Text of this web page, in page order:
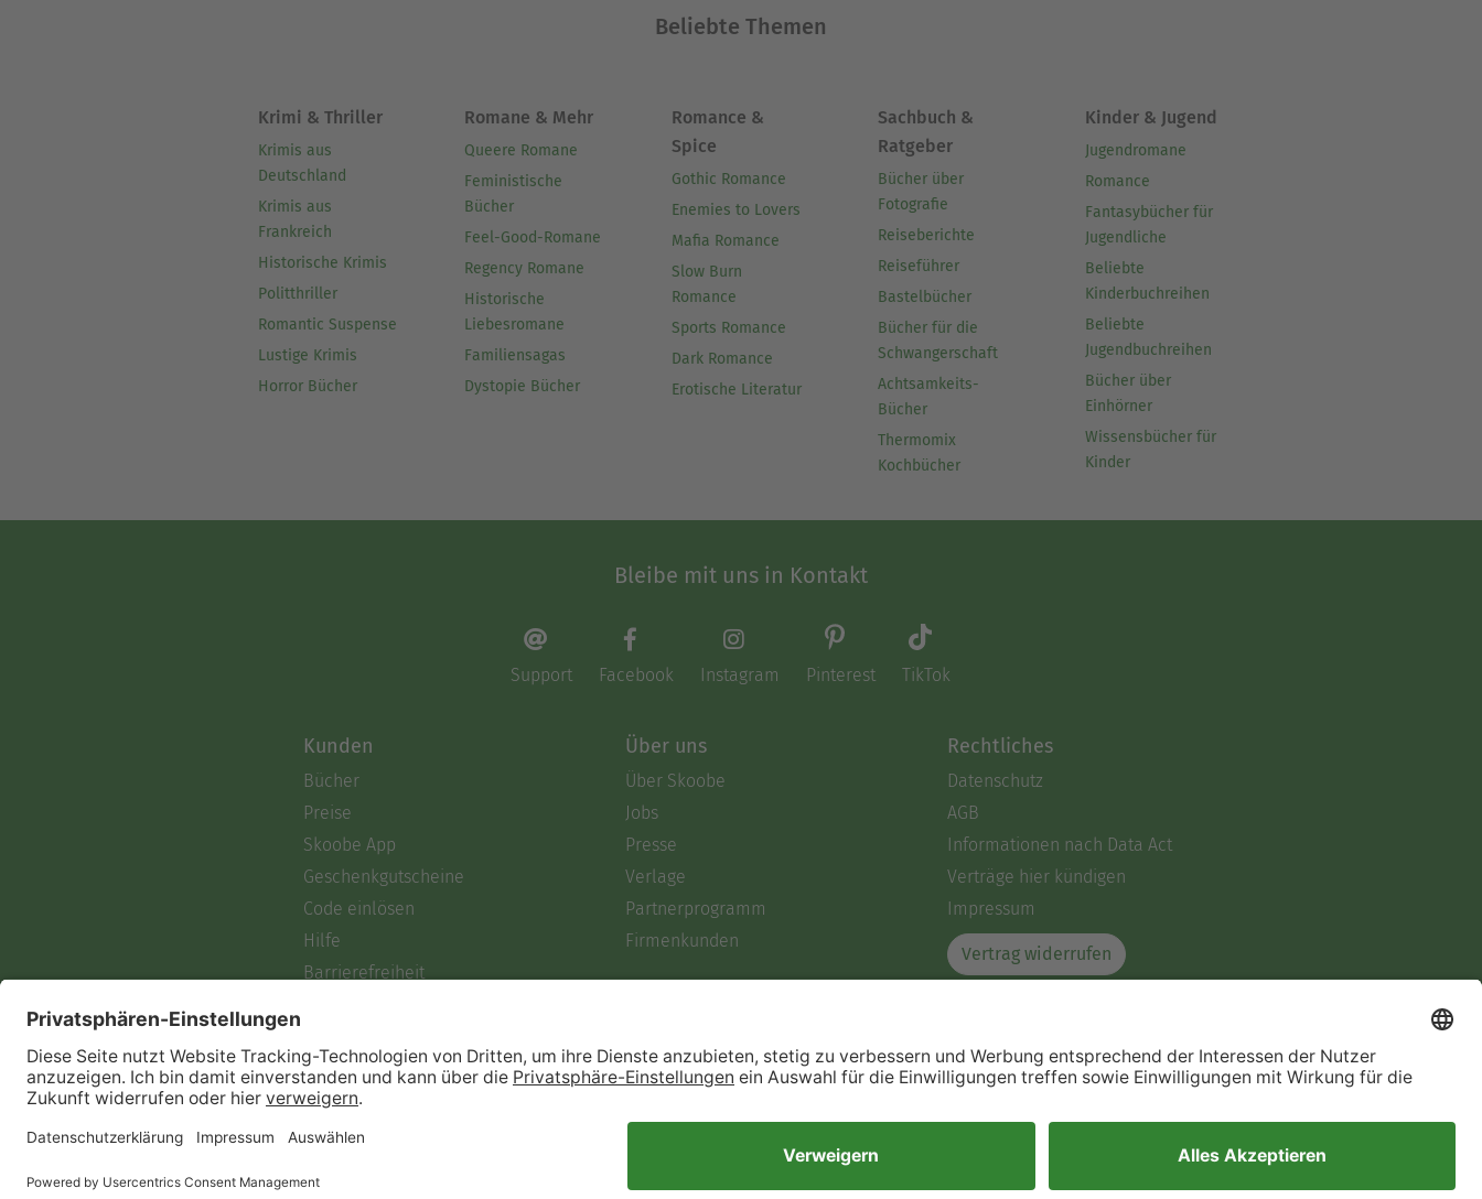
Beliebte Themen
Krimi & Thriller
Krimis aus
Deutschland
Krimis aus
Frankreich
Historische Krimis
Politthriller
Romantic Suspense
Lustige Krimis
Horror Bücher
Romane & Mehr
Queere Romane
Feministische
Bücher
Feel-Good-Romane
Regency Romane
Historische
Liebesromane
Familiensagas
Dystopie Bücher
Romance &
Spice
Gothic Romance
Enemies to Lovers
Mafia Romance
Slow Burn
Romance
Sports Romance
Dark Romance
Erotische Literatur
Sachbuch &
Ratgeber
Bücher über
Fotografie
Reiseberichte
Reiseführer
Bastelbücher
Bücher für die
Schwangerschaft
Achtsamkeits-
Bücher
Thermomix
Kochbücher
Kinder & Jugend
Jugendromane
Romance
Fantasybücher für
Jugendliche
Beliebte
Kinderbuchreihen
Beliebte
Jugendbuchreihen
Bücher über
Einhörner
Wissensbücher für
Kinder
Bleibe mit uns in Kontakt
Support Facebook Instagram Pinterest TikTok
Kunden
Bücher
Preise
Skoobe App
Geschenkgutscheine
Code einlösen
Hilfe
Barrierefreiheit
Über uns
Über Skoobe
Jobs
Presse
Verlage
Partnerprogramm
Firmenkunden
Rechtliches
Datenschutz
AGB
Informationen nach Data Act
Verträge hier kündigen
Impressum
Vertrag widerrufen
Immer ein gutes Buch